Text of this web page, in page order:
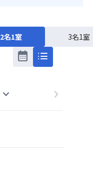
2名1室
3名1室
calendar_month list
expand_more chevron_right